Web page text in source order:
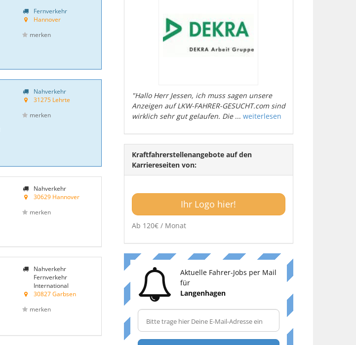
Fernverkehr
Hannover
merken
Nahverkehr
31275 Lehrte
merken
Nahverkehr
30629 Hannover
merken
Nahverkehr
Fernverkehr
International
30827 Garbsen
merken
"Hallo Herr Jessen, ich muss sagen unsere
Anzeigen auf LKW-FAHRER-GESUCHT.com sind
wirklich sehr gut gelaufen. Die... weiterlesen
Kraftfahrerstellenangebote auf den
Karriereseiten von:
Ihr Logo hier!
Ab 120€ / Monat
Aktuelle Fahrer-Jobs per Mail
für
Langenhagen